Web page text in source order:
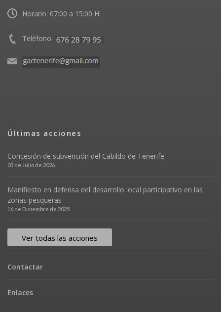
Horario: 07:00 a 15:00 H.
Teléfono:
Últimas acciones
Concesión de subvención del Cabildo de Tenerife
03 de Julio de 2026
Manifiesto en defensa del desarrollo local participativo en las
zonas pesqueras
16 de Diciembre de 2025
Ver todas las acciones
Contactar
Enlaces